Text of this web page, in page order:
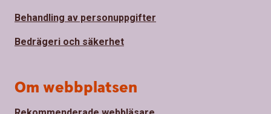
Behandling av personuppgifter
Bedrägeri och säkerhet
Om webbplatsen